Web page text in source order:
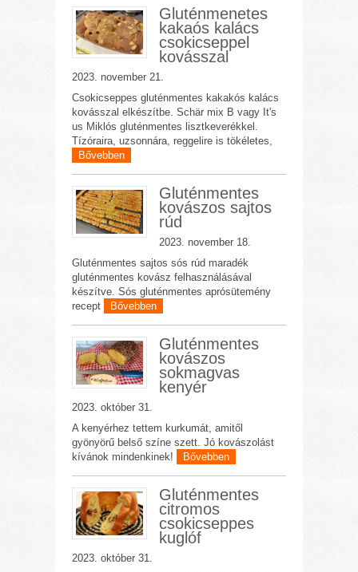
Gluténmenetes
kakaós kalács
csokicseppel
kovásszal
2023. november 21.
Csokicseppes gluténmentes kakakós kalács
kovásszal elkészítbe. Schär mix B vagy It's
us Miklós gluténmentes lisztkeverékkel.
Tízóraira, uzsonnára, reggelire is tökéletes,
Bővebben
Gluténmentes
kovászos sajtos
rúd
2023. november 18.
Gluténmentes sajtos sós rúd maradék
gluténmentes kovász felhasználásával
készítve. Sós gluténmentes aprósütemény
recept
Bővebben
Gluténmentes
kovászos
sokmagvas
kenyér
2023. október 31.
A kenyérhez tettem kurkumát, amitől
gyönyörű belső színe szett. Jó kovászolást
kívánok mindenkinek!
Bővebben
Gluténmentes
citromos
csokicseppes
kuglóf
2023. október 31.